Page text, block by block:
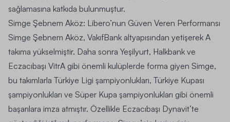
sağlamasına katkıda bulunmuştur.
Simge Şebnem Aköz: Libero’nun Güven Veren Performansı
Simge Şebnem Aköz, VakıfBank altyapısından yetişerek A
takıma yükselmiştir. Daha sonra Yeşilyurt, Halkbank ve
Eczacıbaşı VitrA gibi önemli kulüplerde forma giyen Simge,
bu takımlarla Türkiye Ligi şampiyonlukları, Türkiye Kupası
şampiyonlukları ve Süper Kupa şampiyonlukları gibi önemli
başarılara imza atmıştır. Özellikle Eczacıbaşı Dynavit’te